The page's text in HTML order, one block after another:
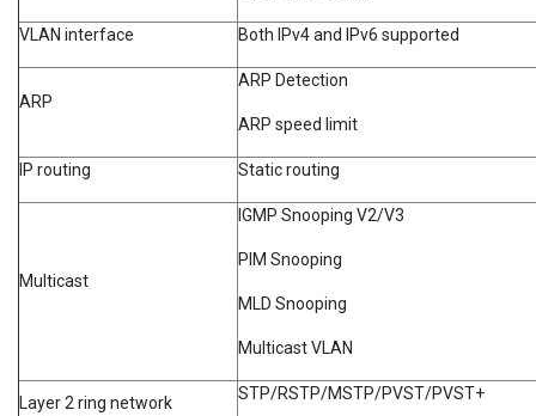
VLAN interface Both IPv4 and IPv6 supported
ARP
ARP Detection
ARP speed limit
IP routing Static routing
Multicast
IGMP Snooping V2/V3
PIM Snooping
MLD Snooping
Multicast VLAN
Layer 2 ring network
STP/RSTP/MSTP/PVST/PVST+